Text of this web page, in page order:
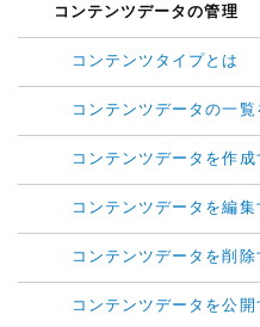
コンテンツデータの管理
コンテンツタイプとは
コンテンツデータの一覧
コンテンツデータを作成
コンテンツデータを編集
コンテンツデータを削除
コンテンツデータを公開